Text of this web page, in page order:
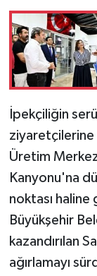
İpekçiliğin
ziyaretçilerine
Üretim
Kanyonu'na
noktası haline
Büyükşehir
kazandırılan
ağırlamayı